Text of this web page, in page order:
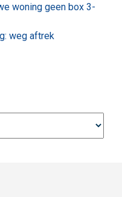
woning geen box 3-
weg aftrek